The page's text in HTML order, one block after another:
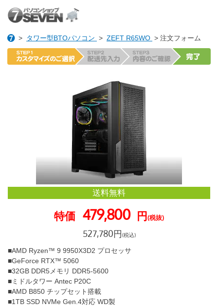
> タワー型BTOパソコン > ZEFT R65WO > 注文フォーム
送料無料
特価 479,800 円(税抜)
527,780円(税込)
■AMD Ryzen™ 9 9950X3D2 プロセッサ
■GeForce RTX™ 5060
■32GB DDR5メモリ DDR5-5600
■ミドルタワー Antec P20C
■AMD B850 チップセット搭載
■1TB SSD NVMe Gen.4対応 WD製